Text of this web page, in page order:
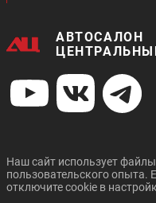
АВТОСАЛОН
Наш сайт использует
пользовательского опыта.
отключите cookie в